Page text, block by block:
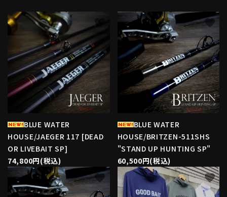
BLUE WATER
HOUSE/JAEGER 117 [DEAD
OR LIVEBAIT SP]
74,800円(税込)
favorite
BLUE WATER
HOUSE/BRITZEN-511SHS
"STAND UP HUNTING SP"
60,500円(税込)
favorite
favorite favorite